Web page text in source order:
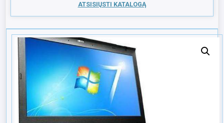
ATSISIŲSTI KATALOGĄ